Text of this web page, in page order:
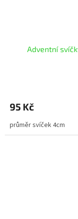
Adventní
95 Kč
průměr svíček 4cm